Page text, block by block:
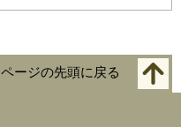
ページの先頭に戻る